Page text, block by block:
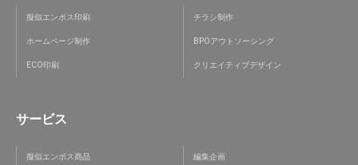
擬似エンボス印刷 チラシ制作
ホームページ制作 BPOアウトソーシング
ECO印刷 クリエイティブデザイン
サービス
擬似エンボス商品 編集企画